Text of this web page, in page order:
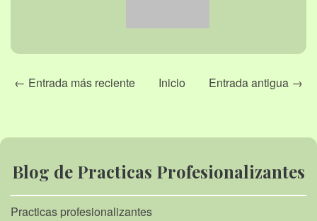
← Entrada más reciente Entrada antigua →
Inicio
Blog de Practicas Profesionalizantes
Practicas profesionalizantes